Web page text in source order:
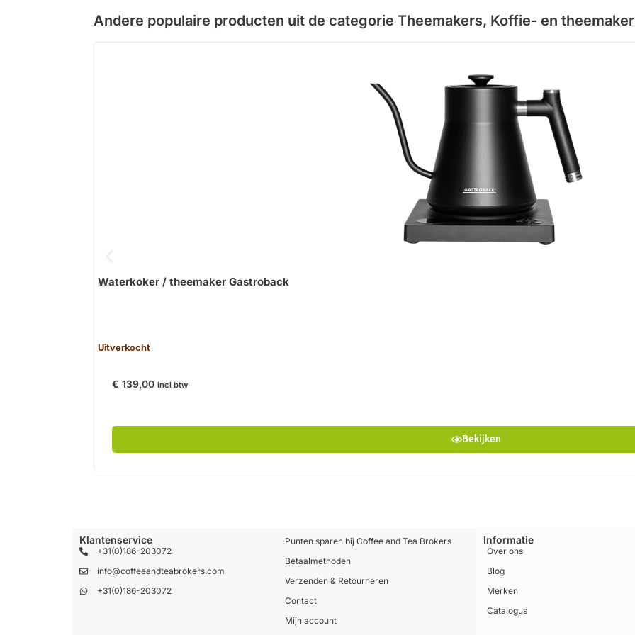
Andere populaire producten uit de categorie Theemakers, Koffie- en
Waterkoker / theemaker Gastroback
Uitverkocht
€ 139,00 incl btw
Bekijken
Klantenservice
+31(0)186-203072
info@coffeeandteabrokers.com
+31(0)186-203072
Punten sparen bij Coffee and Tea Brokers
Betaalmethoden
Verzenden & Retourneren
Contact
Mijn account
Informatie
Over ons
Blog
Merken
Catalogus